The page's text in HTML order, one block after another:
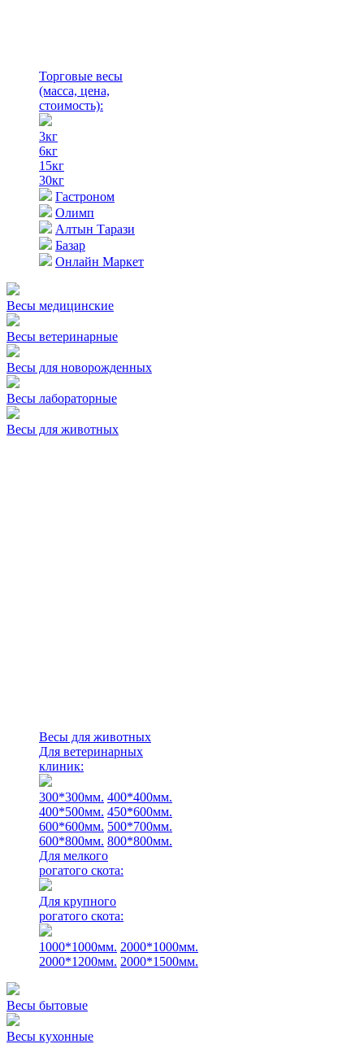
Торговые весы
(масса, цена,
стоимость):
3кг
6кг
15кг
30кг
Гастроном
Олимп
Алтын Тарази
Базар
Онлайн Маркет
Весы медицинские
Весы ветеринарные
Весы для новорожденных
Весы лабораторные
Весы для животных
Весы для животных
Для ветеринарных
клиник:
300*300мм. 400*400мм.
400*500мм. 450*600мм.
600*600мм. 500*700мм.
600*800мм. 800*800мм.
Для мелкого
рогатого скота:
Для крупного
рогатого скота:
1000*1000мм. 2000*1000мм.
2000*1200мм. 2000*1500мм.
Весы бытовые
Весы кухонные